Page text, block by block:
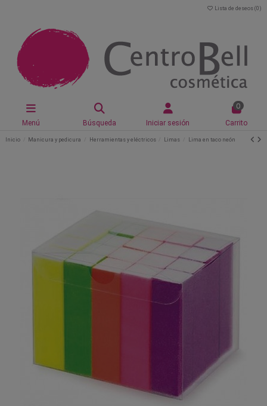
Lista de deseos (0 )
Menú Búsqueda Iniciar sesión
0
Carrito
Inicio Manicura y pedicura Herramientas y eléctricos Limas Lima en taco neón